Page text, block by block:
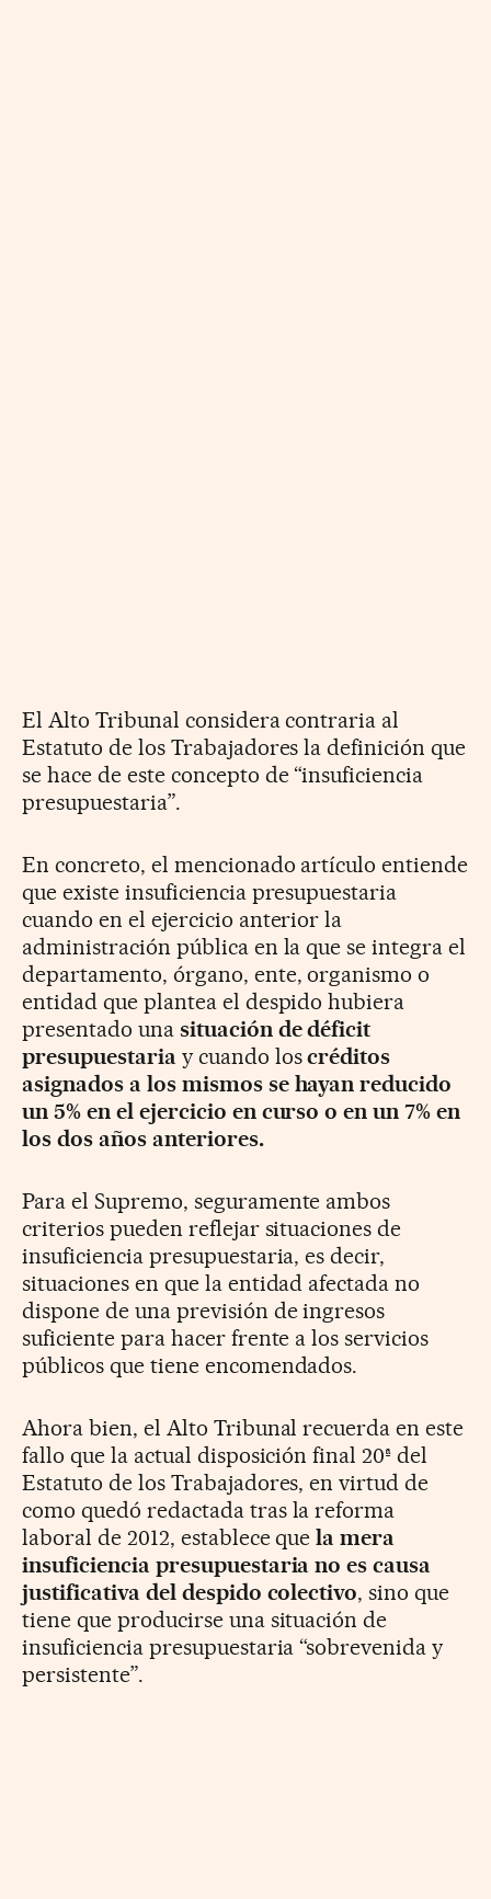
El Alto Tribunal considera contraria al
Estatuto de los Trabajadores la definición que
se hace de este concepto de “insuficiencia
presupuestaria”.
En concreto, el mencionado artículo entiende
que existe insuficiencia presupuestaria
cuando en el ejercicio anterior la
administración pública en la que se integra el
departamento, órgano, ente, organismo o
entidad que plantea el despido hubiera
presentado unasituación de déficit
presupuestaria y cuando loscréditos
asignados a los mismos se hayan reducido
un 5% en el ejercicio en curso o en un 7% en
los dos años anteriores.
Para el Supremo, seguramente ambos
criterios pueden reflejar situaciones de
insuficiencia presupuestaria, es decir,
situaciones en que la entidad afectada no
dispone de una previsión de ingresos
suficiente para hacer frente a los servicios
públicos que tiene encomendados.
Ahora bien, el Alto Tribunal recuerda en este
fallo que la actual disposición final 20ª del
Estatuto de los Trabajadores, en virtud de
como quedó redactada tras la reforma
laboral de 2012, establece quela mera
insuficiencia presupuestaria no es causa
justificativa del despido colectivo, sino que
tiene que producirse una situación de
insuficiencia presupuestaria “sobrevenida y
persistente”.